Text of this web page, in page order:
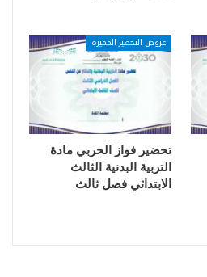
عروض التحضير المميزة
تحضير فواز الحربي مادة
التربية البدنية الثالث
الابتدائي فصل ثالث